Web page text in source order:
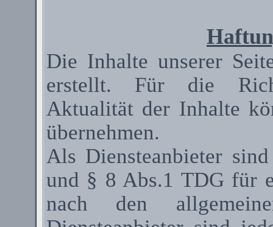
Die Inhalte unserer
erstellt. Für die
Aktualität der Inhalte
übernehmen.
Als Diensteanbieter
und § 8 Abs.1 TDG für
nach den